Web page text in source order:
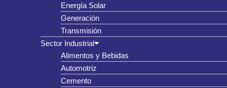
Energía Solar
Generación
Transmisión
Sector Industrial
Alimentos y Bebidas
Automotriz
Cemento